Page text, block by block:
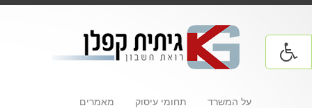
על המשרד תחומי עיסוק מאמרים